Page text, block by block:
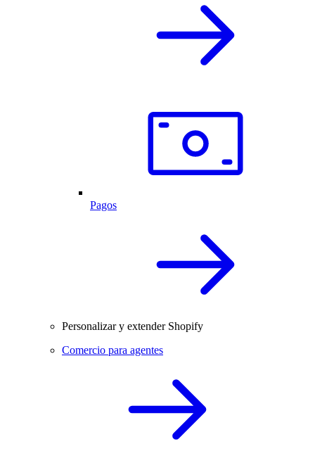
Pagos
Personalizar y extender Shopify
Comercio para agentes